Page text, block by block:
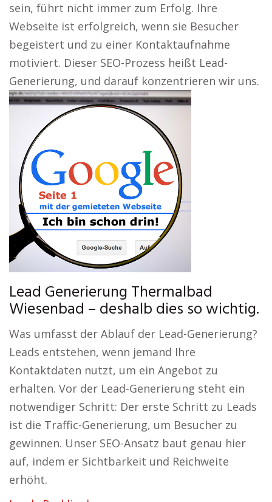
sein, führt nicht immer zum Erfolg. Ihre
Webseite ist erfolgreich, wenn sie Besucher
begeistert und zu einer Kontaktaufnahme
motiviert. Dieser SEO-Prozess heißt Lead-
Generierung, und darauf konzentrieren wir uns.
Lead Generierung Thermalbad
Wiesenbad – deshalb dies so wichtig.
Was umfasst der Ablauf der Lead-Generierung?
Leads entstehen, wenn jemand Ihre
Kontaktdaten nutzt, um ein Angebot zu
erhalten. Vor der Lead-Generierung steht ein
notwendiger Schritt: Der erste Schritt zu Leads
ist die Traffic-Generierung, um Besucher zu
gewinnen. Unser SEO-Ansatz baut genau hier
auf, indem er Sichtbarkeit und Reichweite
erhöht.